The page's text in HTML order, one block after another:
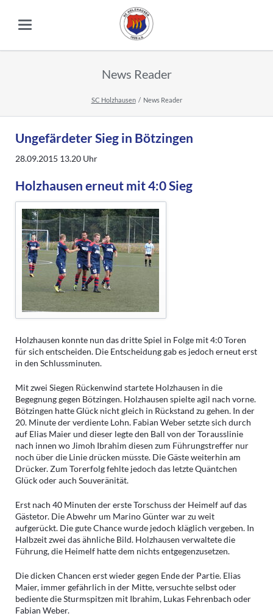
News Reader
SC Holzhausen News Reader
Ungefärdeter Sieg in Bötzingen
28.09.2015 13.20Uhr
Holzhausen erneut mit 4:0 Sieg
Holzhausen konnte nun das dritte Spiel in Folge mit 4:0 Toren
für sich entscheiden. Die Entscheidung gab es jedoch erneut erst
in den Schlussminuten.
Mit zwei Siegen Rückenwind startete Holzhausen in die
Begegnung gegen Bötzingen. Holzhausen spielte agil nach vorne.
Bötzingen hatte Glück nicht gleich in Rückstand zu gehen. In der
20. Minute der verdiente Lohn. Fabian Weber setzte sich durch
auf Elias Maier und dieser legte den Ball von der Torausslinie
nach innen wo Jimoh Ibrahim diesen zum Führungstreffer nur
noch über die Linie drücken müsste. Die Gäste weiterhin am
Drücker. Zum Torerfolg fehlte jedoch das letzte Quäntchen
Glück oder auch Souveränität.
Erst nach 40 Minuten der erste Torschuss der Heimelf auf das
Gästetor. Die Abwehr um Marino Günter war zu weit
aufgerückt. Die gute Chance wurde jedoch kläglich vergeben. In
Halbzeit zwei das ähnliche Bild. Holzhausen verwaltete die
Führung, die Heimelf hatte dem nichts entgegenzusetzen.
Die dicken Chancen erst wieder gegen Ende der Partie. Elias
Maier, immer gefährlich in der Mitte, versuchte selbst oder
bediente die Sturmspitzen mit Ibrahim, Lukas Fehrenbach oder
Fabian Weber.